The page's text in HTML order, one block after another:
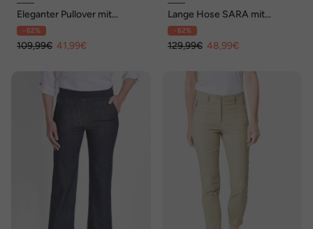
Eleganter Pullover mit
Kontrastdruck
- 62%
109,99€ 41,99€
Lange Hose SARA mit
Formbund
- 62%
129,99€ 48,99€